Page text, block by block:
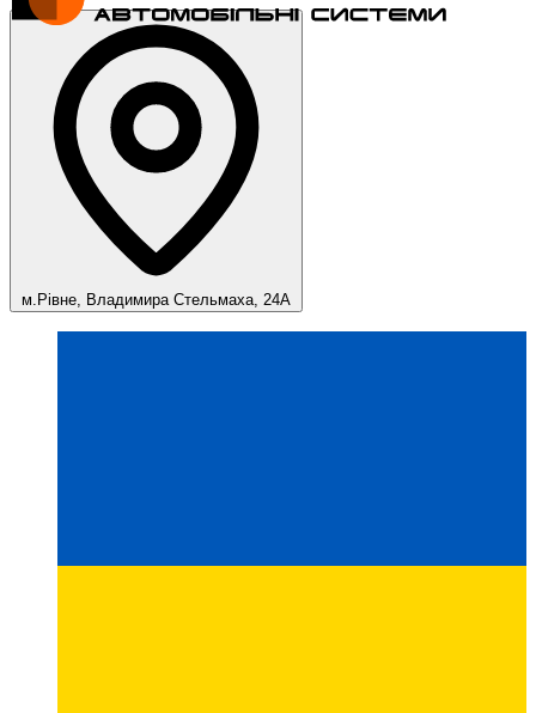
м.Рівне, Владимира Стельмаха, 24А